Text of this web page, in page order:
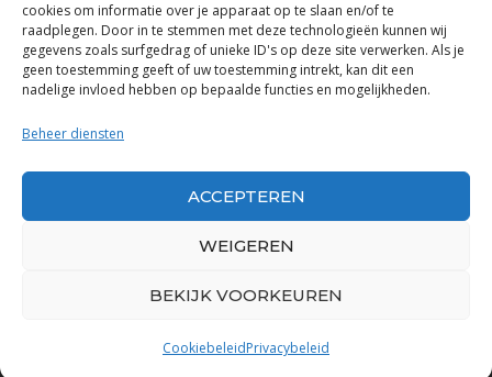
cookies om informatie over je apparaat op te slaan en/of te
raadplegen. Door in te stemmen met deze technologieën kunnen wij
gegevens zoals surfgedrag of unieke ID's op deze site verwerken. Als je
geen toestemming geeft of uw toestemming intrekt, kan dit een
nadelige invloed hebben op bepaalde functies en mogelijkheden.
Beheer diensten
ACCEPTEREN
WEIGEREN
BEKIJK VOORKEUREN
CookiebeleidPrivacybeleid
“Voor de mooiste Blues, Rock, Roots &
Americana”
Copyright 2019 – 2026 Bluestown Music – All
Powered by Bluestown Music